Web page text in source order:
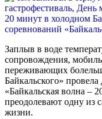
20 минут в холодном
соревнований
Заплыв в воде
сопровождения,
переживающих
Байкальского»
«Байкальская волна –
преодолевают одну из
жизни.